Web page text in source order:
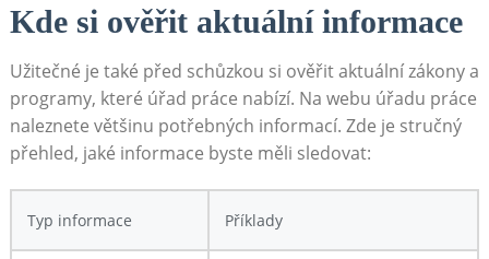
Kde si ověřit aktuální informace
Užitečné ⁣je⁣ také před⁤ schůzkou si⁤ ověřit aktuální zákony a
programy, které úřad ​práce ‌nabízí. Na webu úřadu práce
naleznete většinu potřebných informací. Zde je stručný⁣
přehled, jaké informace byste měli sledovat:
Typ informace Příklady